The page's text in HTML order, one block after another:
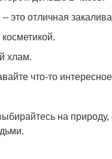
это отличная
хлам.
что-то
на